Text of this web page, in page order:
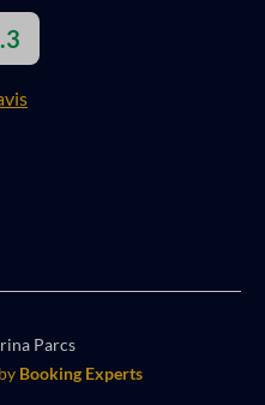
Parcs
Booking Experts